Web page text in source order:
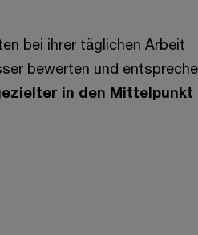
bei ihrer täglichen Arbeit
bewerten und
in den Mittelpunkt